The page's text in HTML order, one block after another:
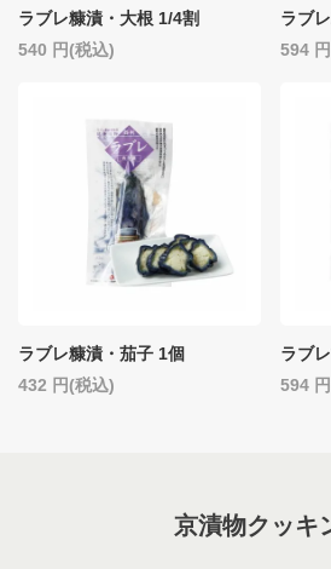
ラブレ糠漬・大根 1/4割
540
(税込)
ラブ
594
ラブレ糠漬・茄子 1個
432
(税込)
ラブ
594
京漬物クッキ